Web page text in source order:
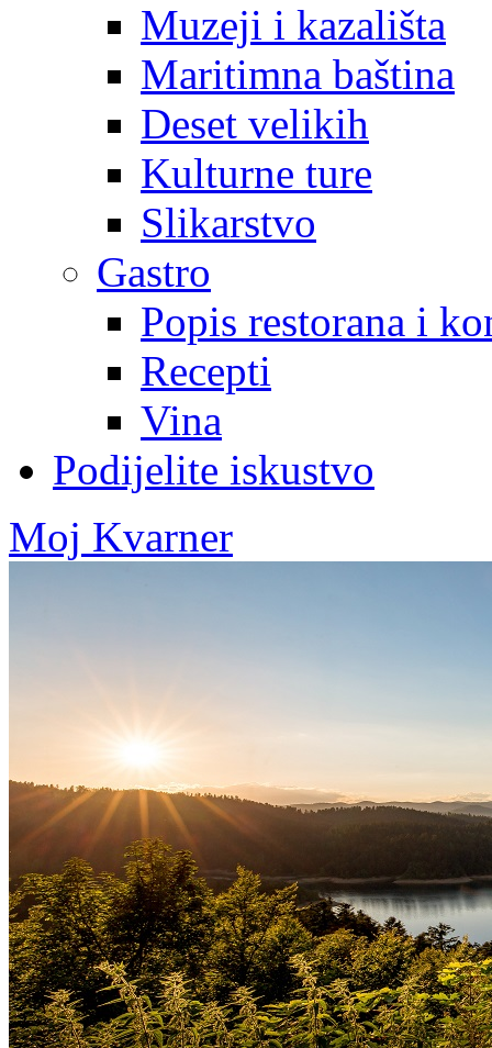
Muzeji i kazališta
Maritimna baština
Deset velikih
Kulturne ture
Slikarstvo
Gastro
Popis restorana i
Recepti
Vina
Podijelite iskustvo
Moj Kvarner